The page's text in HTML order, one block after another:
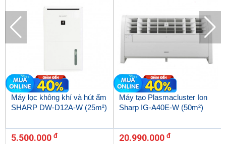
Máy lọc không khí và hút ẩm
SHARP DW-D12A-W (25m²)
5.500.000 đ
Máy tạo Plasmacluster Ion
Sharp IG-A40E-W (50m²)
20.990.000 đ